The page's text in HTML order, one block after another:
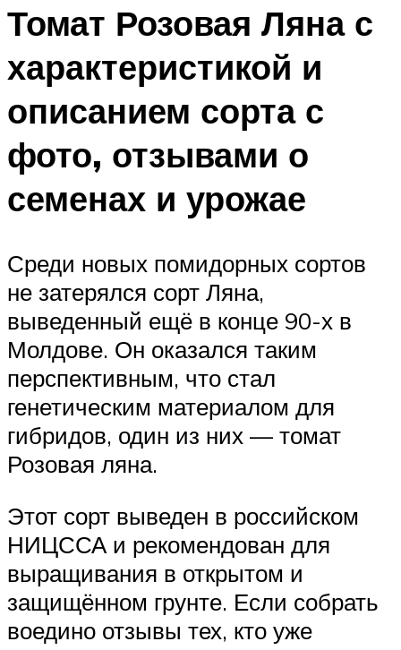
Томат Розовая Ляна с
характеристикой и
описанием сорта с
фото, отзывами о
семенах и урожае
Среди новых помидорных сортов
не затерялся сорт Ляна,
выведенный ещё в конце 90-х в
Молдове. Он оказался таким
перспективным, что стал
генетическим материалом для
гибридов, один из них — томат
Розовая ляна.
Этот сорт выведен в российском
НИЦССА и рекомендован для
выращивания в открытом и
защищённом грунте. Если собрать
воедино отзывы тех, кто уже